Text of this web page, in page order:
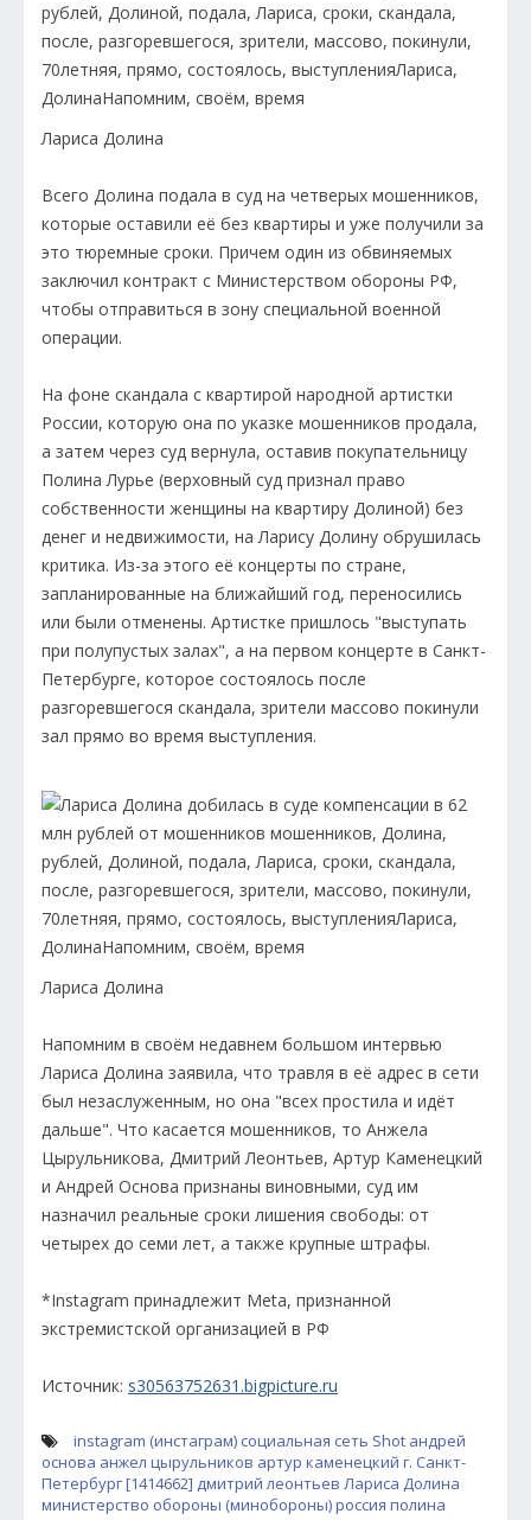
Лариса Долина
Всего Долина подала в суд на четверых мошенников,
которые оставили её без квартиры и уже получили за
это тюремные сроки. Причем один из обвиняемых
заключил контракт с Министерством обороны РФ,
чтобы отправиться в зону специальной военной
операции.
На фоне скандала с квартирой народной артистки
России, которую она по указке мошенников продала,
а затем через суд вернула, оставив покупательницу
Полина Лурье (верховный суд признал право
собственности женщины на квартиру Долиной) без
денег и недвижимости, на Ларису Долину обрушилась
критика. Из-за этого её концерты по стране,
запланированные на ближайший год, переносились
или были отменены. Артистке пришлось "выступать
при полупустых залах", а на первом концерте в Санкт-
Петербурге, которое состоялось после
разгоревшегося скандала, зрители массово покинули
зал прямо во время выступления.
Лариса Долина
Напомним в своём недавнем большом интервью
Лариса Долина заявила, что травля в её адрес в сети
был незаслуженным, но она "всех простила и идёт
дальше". Что касается мошенников, то Анжела
Цырульникова, Дмитрий Леонтьев, Артур Каменецкий
и Андрей Основа признаны виновными, суд им
назначил реальные сроки лишения свободы: от
четырех до семи лет, а также крупные штрафы.
*Instagram принадлежит Meta, признанной
экстремистской организацией в РФ
Источник: s30563752631.bigpicture.ru
instagram (инстаграм) социальная сеть Shot андрей
основа анжел цырульников артур каменецкий г. Санкт-
Петербург [1414662] дмитрий леонтьев Лариса Долина
министерство обороны (минобороны)россия полина